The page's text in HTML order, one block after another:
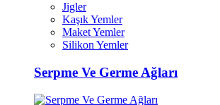
Jigler
Kaşık Yemler
Maket Yemler
Silikon Yemler
Serpme Ve Germe Ağları